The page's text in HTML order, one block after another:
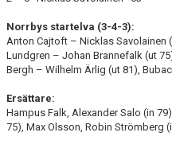
Norrbys startelva (3-4-3):
Anton Cajtoft – Nicklas Savolainen
Lundgren – Johan Brannefalk (ut
Bergh – Wilhelm Ärlig (ut 81),
Ersättare:
Hampus Falk, Alexander Salo (in
75), Max Olsson, Robin Strömberg